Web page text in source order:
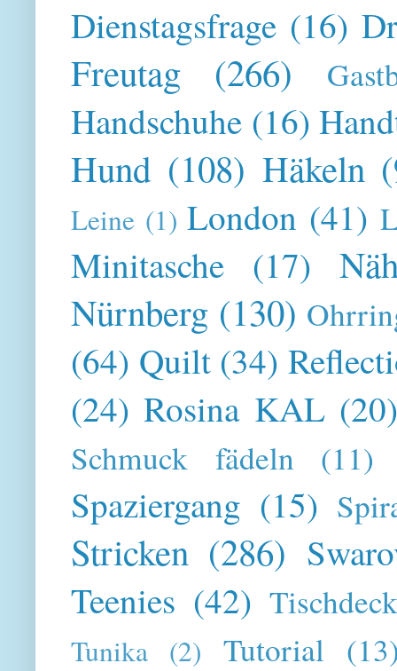
Dienstagsfrage (16)
Freutag (266)
Handschuhe (16)
Hund (108) Häkeln
Leine (1) London (41)
Minitasche (17)
Nürnberg (130)
(64) Quilt (34)
(24) Rosina KAL
Schmuck fädeln (11)
Spaziergang (15)
Stricken (286)
Teenies (42)
Tunika (2) Tutorial